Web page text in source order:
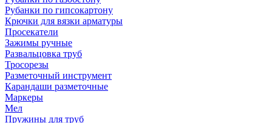
Рубанки по гипсокартону
Крючки для вязки арматуры
Просекатели
Зажимы ручные
Развальцовка труб
Тросорезы
Разметочный инструмент
Карандаши разметочные
Маркеры
Мел
Пружины для труб